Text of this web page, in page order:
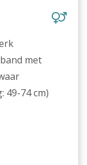
met
49-74 cm)